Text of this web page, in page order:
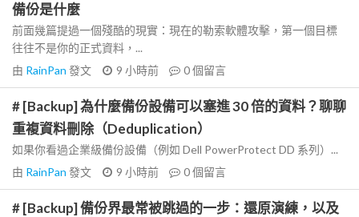
備份是什麼
前面幾篇提過一個殘酷的現實：現在的勒索軟體攻擊，第一個目標
往往不是你的正式資料，...
由 RainPan 發文 9 小時前 0個留言
# [Backup] 為什麼備份設備可以塞進 30 倍的資料？聊聊
重複資料刪除（Deduplication）
如果你看過企業級備份設備（例如 Dell PowerProtect DD 系列）...
由 RainPan 發文 9 小時前 0個留言
# [Backup] 備份界最常被跳過的一步：還原演練，以及